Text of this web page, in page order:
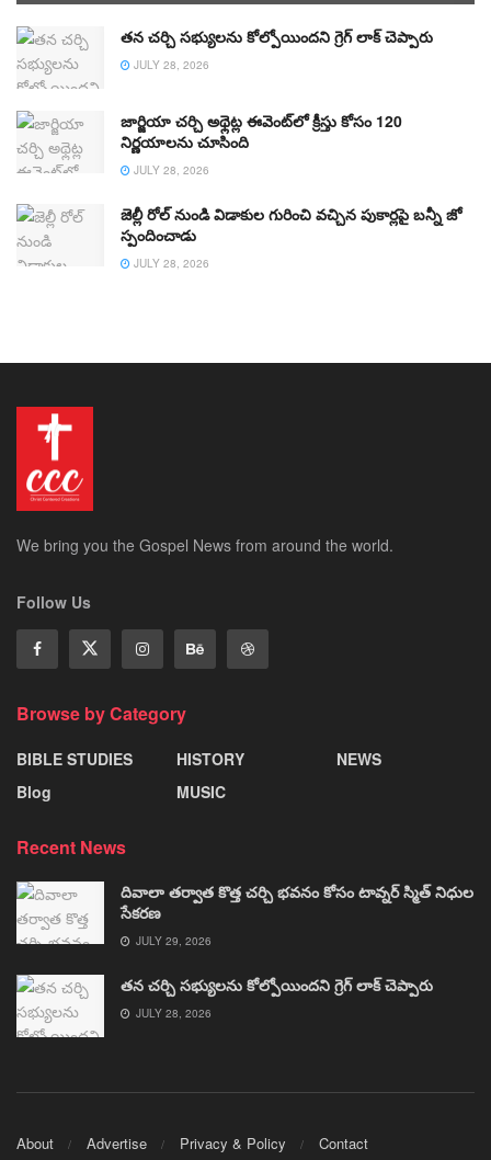
తన చర్చి సభ్యులను కోల్పోయిందని గ్రెగ్ లాక్ చెప్పారు
JULY 28, 2026
జార్జియా చర్చి అథ్లెట్ల ఈవెంట్‌లో క్రీస్తు కోసం 120
నిర్ణయాలను చూసింది
JULY 28, 2026
జెల్లీ రోల్ నుండి విడాకుల గురించి వచ్చిన పుకార్లపై బన్నీ జో
స్పందించాడు
JULY 28, 2026
We bring you the Gospel News from around the world.
Follow Us
Browse by Category
BIBLE STUDIES
Blog
HISTORY
MUSIC
NEWS
Recent News
దివాలా తర్వాత కొత్త చర్చి భవనం కోసం టావ్నర్ స్మిత్ నిధుల
సేకరణ
JULY 29, 2026
తన చర్చి సభ్యులను కోల్పోయిందని గ్రెగ్ లాక్ చెప్పారు
JULY 28, 2026
About Advertise Privacy & Policy Contact